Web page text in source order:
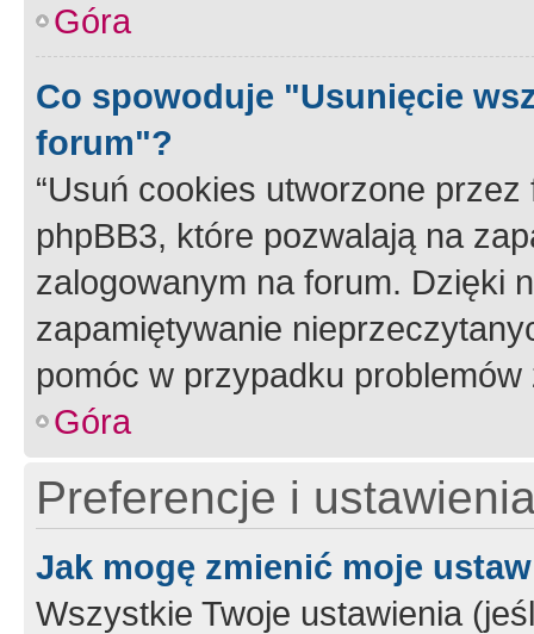
Góra
Co spowoduje "Usunięcie
forum"?
“Usuń cookies utworzone
phpBB3, które pozwalają na
zalogowanym na forum. Dzięki
zapamiętywanie
pomóc w przypadku
Góra
Preferencje i
Jak mogę zmienić moje
Wszystkie Twoje ustawienia